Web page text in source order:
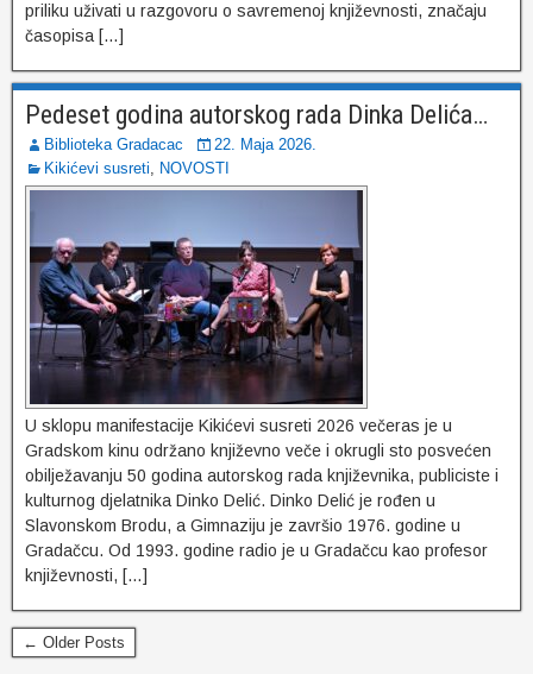
priliku uživati u razgovoru o savremenoj književnosti, značaju
časopisa […]
Pedeset godina autorskog rada Dinka Delića…
Biblioteka Gradacac
22. Maja 2026.
Kikićevi susreti, NOVOSTI
U sklopu manifestacije Kikićevi susreti 2026 večeras je u
Gradskom kinu održano književno veče i okrugli sto posvećen
obilježavanju 50 godina autorskog rada književnika, publiciste i
kulturnog djelatnika Dinko Delić. Dinko Delić je rođen u
Slavonskom Brodu, a Gimnaziju je završio 1976. godine u
Gradačcu. Od 1993. godine radio je u Gradačcu kao profesor
književnosti, […]
← Older Posts